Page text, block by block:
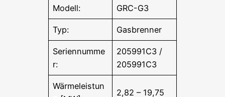
Modell: GRC-G3
Typ: Gasbrenner
Seriennumme
r:
205991C3 /
205991C3
Wärmeleistun
2,82 – 19,75